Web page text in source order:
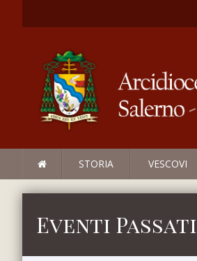
STORIA VESCOVI
Eventi Passati